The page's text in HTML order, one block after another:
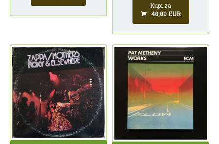
Kupi za
40,00 EUR